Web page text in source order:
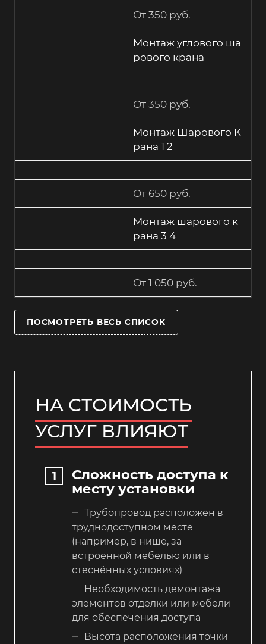
От 350 руб.
Монтаж углового ша
рового крана
От 350 руб.
Монтаж Шарового К
рана 1 2
От 650 руб.
Монтаж шарового к
рана 3 4
От 1 050 руб.
ПОСМОТРЕТЬ ВЕСЬ СПИСОК
НА СТОИМОСТЬ
УСЛУГ ВЛИЯЮТ
Сложность доступа к
месту установки
Трубопровод расположен в
труднодоступном месте
(например, в нише, за
встроенной мебелью или в
стеснённых условиях)
Необходимость демонтажа
элементов отделки или мебели
для обеспечения доступа
Высота расположения точки